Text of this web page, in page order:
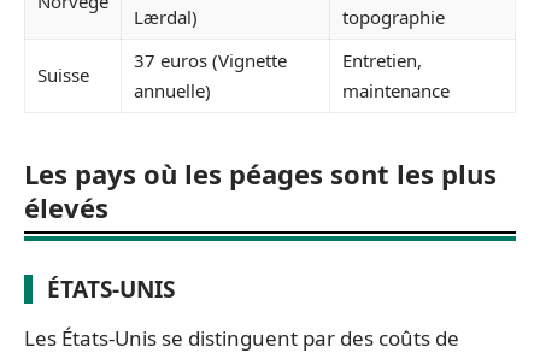
Lærdal)
topographie
Suisse
37 euros (Vignette
annuelle)
Entretien,
maintenance
Les pays où les péages sont les plus
élevés
ÉTATS-UNIS
Les États-Unis se distinguent par des coûts de